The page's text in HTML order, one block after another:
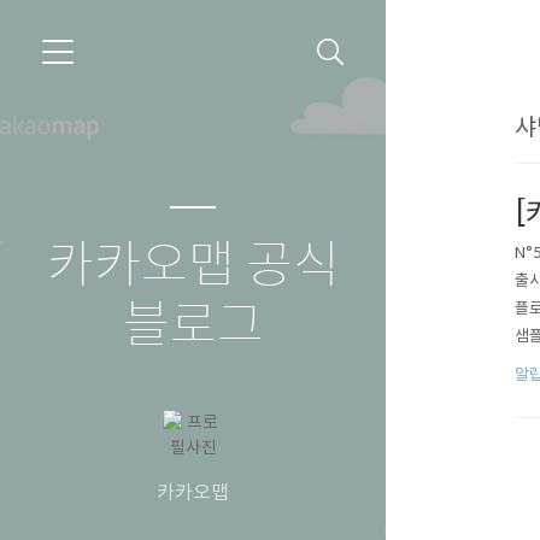
카카오맵 공식
블로그
카카오맵
출
플
샘
나
알